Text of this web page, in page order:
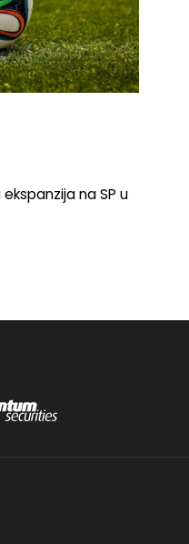
na SP u